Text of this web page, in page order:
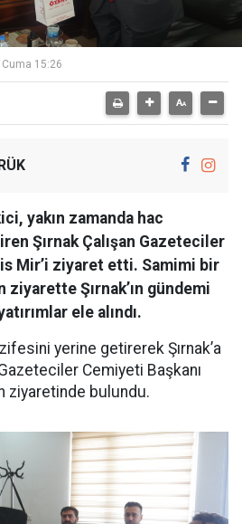
15:26
yakın zamanda hac
Şırnak Çalışan Gazeteciler
Mir’i ziyaret etti. Samimi bir
Şırnak’ın gündemi
ele alındı.
yerine getirerek Şırnak’a
Cemiyeti Başkanı
ziyaretinde bulundu.